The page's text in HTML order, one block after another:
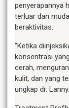
penyerapannya
terluar dan
beraktivitas.
“Ketika
konsentrasi
cerah,
kulit, dan yang
ungkap dr. Lanny.